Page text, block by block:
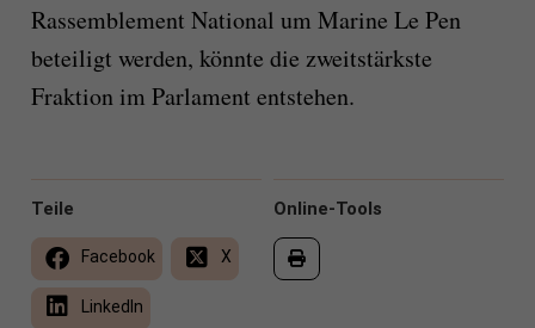
Rassemblement National um Marine Le Pen
beteiligt werden, könnte die zweitstärkste
Fraktion im Parlament entstehen.
Online-Tools
Teile
Facebook X
LinkedIn